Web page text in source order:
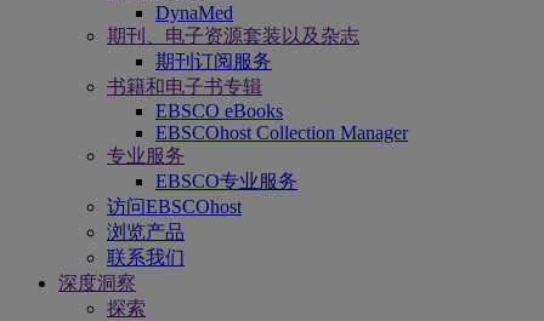
DynaMed
期刊、电子资源套装以及杂志
期刊订阅服务
书籍和电子书专辑
EBSCO eBooks
EBSCOhost Collection Manager
专业服务
EBSCO专业服务
访问EBSCOhost
浏览产品
联系我们
深度洞察
探索